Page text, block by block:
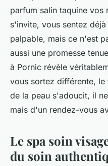
parfum salin taquine vos
s'invite, vous sentez
palpable, mais ce n'est
aussi une promesse
à Pornic révèle
vous sortez différente,
de la peau s'adoucit, il
mais d'un rendez-vous
Le spa soin
du soin